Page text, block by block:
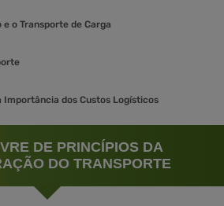
o Transporte de Carga
Importância dos Custos Logísticos
DE PRINCÍPIOS DA
DO TRANSPORTE